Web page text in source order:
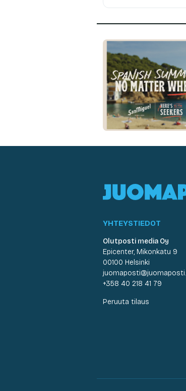
YHTEYSTIEDOT
Olutposti media Oy
Epicenter, Mikonkatu 9
00100 Helsinki
+358 40 218 41 79
Peruuta tilaus